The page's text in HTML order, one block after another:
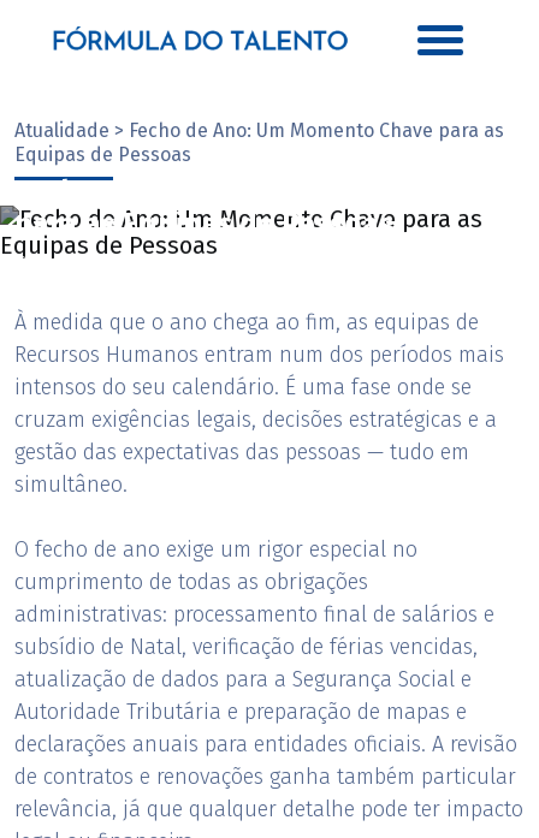
Atualidade > Fecho de Ano: Um Momento Chave para as
Equipas de Pessoas
Fecho de Ano: Um Momento Chave
para as Equipas de Pessoas
Com Catarina Oliveira
À medida que o ano chega ao fim, as equipas de
Recursos Humanos entram num dos períodos mais
intensos do seu calendário. É uma fase onde se
cruzam exigências legais, decisões estratégicas e a
gestão das expectativas das pessoas — tudo em
simultâneo.
O fecho de ano exige um rigor especial no
cumprimento de todas as obrigações
administrativas: processamento final de salários e
subsídio de Natal, verificação de férias vencidas,
atualização de dados para a Segurança Social e
Autoridade Tributária e preparação de mapas e
declarações anuais para entidades oficiais. A revisão
de contratos e renovações ganha também particular
relevância, já que qualquer detalhe pode ter impacto